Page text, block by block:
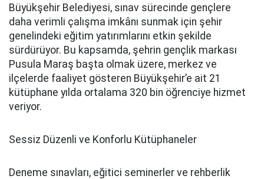
Büyükşehir Belediyesi, sınav sürecinde gençlere
daha verimli çalışma imkânı sunmak için şehir
genelindeki eğitim yatırımlarını etkin şekilde
sürdürüyor. Bu kapsamda, şehrin gençlik markası
Pusula Maraş başta olmak üzere, merkez ve
ilçelerde faaliyet gösteren Büyükşehir’e ait 21
kütüphane yılda ortalama 320 bin öğrenciye hizmet
veriyor.
Sessiz Düzenli ve Konforlu Kütüphaneler
Deneme sınavları, eğitici seminerler ve rehberlik